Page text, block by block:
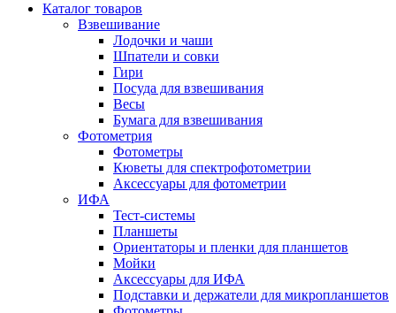
Каталог товаров
Взвешивание
Лодочки и чаши
Шпатели и совки
Гири
Посуда для взвешивания
Весы
Бумага для взвешивания
Фотометрия
Фотометры
Кюветы для спектрофотометрии
Аксессуары для фотометрии
ИФА
Тест-системы
Планшеты
Ориентаторы и пленки для планшетов
Мойки
Аксессуары для ИФА
Подставки и держатели для микропланшетов